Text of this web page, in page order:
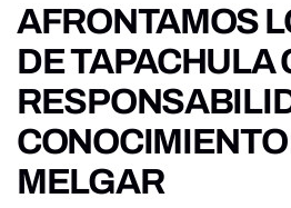
AFRONTAMOS
DE TAPACHULA
MELGAR